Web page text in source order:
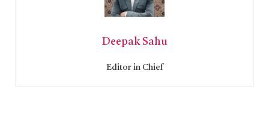
Deepak Sahu
Editor in Chief